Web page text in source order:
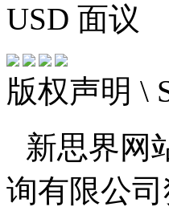
USD 面议
版权声明 \
新思界网
询有限公